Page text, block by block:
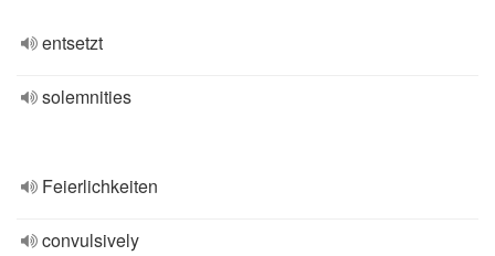
entsetzt
solemnities
Feierlichkeiten
convulsively